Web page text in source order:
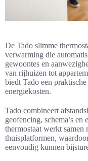
De Tado slimme
verwarming die
gewoontes en
van rijhuizen tot
biedt Tado een
energiekosten.
Tado combineert
geofencing, schema’s
thermostaat werkt samen
thuisplatformen,
eenvoudig kunnen